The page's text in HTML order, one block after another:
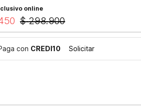
online
$ 298.900
con CREDI10 Solicitar